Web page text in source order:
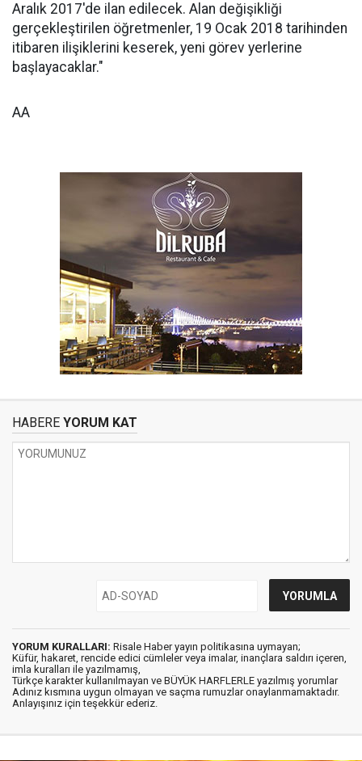
Aralık 2017'de ilan edilecek. Alan değişikliği
gerçekleştirilen öğretmenler, 19 Ocak 2018 tarihinden
itibaren ilişiklerini keserek, yeni görev yerlerine
başlayacaklar."
AA
HABERE YORUM KAT
YORUM KURALLARI: Risale Haber yayın politikasına uymayan;
Küfür, hakaret, rencide edici cümleler veya imalar, inançlara saldırı içeren,
imla kuralları ile yazılmamış,
Türkçe karakter kullanılmayan ve BÜYÜK HARFLERLE yazılmış yorumlar
Adınız kısmına uygun olmayan ve saçma rumuzlar onaylanmamaktadır.
Anlayışınız için teşekkür ederiz.